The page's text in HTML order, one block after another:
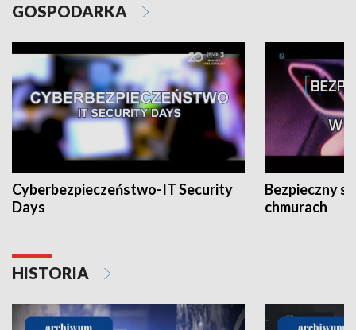
GOSPODARKA
Cyberbezpieczeństwo-IT Security
Days
Bezpieczny
chmurach
HISTORIA